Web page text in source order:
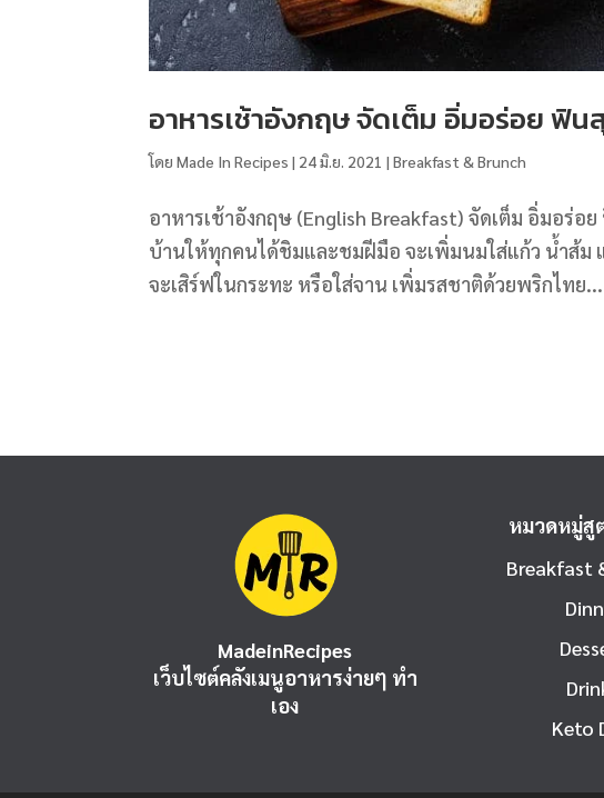
อาหารเช้าอังกฤษ จัดเต็ม อิ่มอร่อย ฟิ
โดยMade In Recipes | 24 มิ.ย. 2021 |Breakfast & Brunch
อาหารเช้าอังกฤษ (English Breakfast) จัดเต็ม อิ่มอร่อ
บ้านให้ทุกคนได้ชิมและชมฝีมือ จะเพิ่มนมใส่แก้ว น้ำส้ม
จะเสิร์ฟในกระทะ หรือใส่จาน เพิ่มรสชาติด้วยพริกไทย...
MadeinRecipes
เว็บไซต์คลังเมนูอาหารง่ายๆ ทำ
เอง
หมวดหมู่สู
Breakfast
Keto